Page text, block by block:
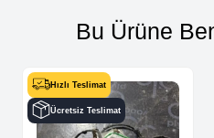
Bu Ürüne
Hızlı Teslimat
Ücretsiz Teslimat